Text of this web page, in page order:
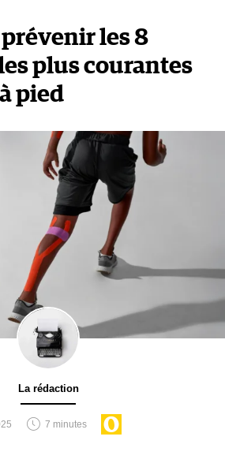
les 8
plus courantes
pied
La rédaction
7 minutes